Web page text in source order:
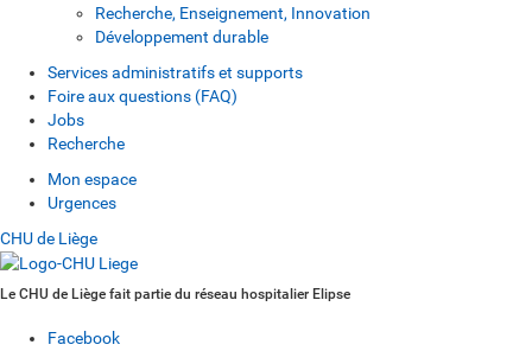
Recherche, Enseignement, Innovation
Développement durable
Services administratifs et supports
Foire aux questions (FAQ)
Jobs
Recherche
Mon espace
Urgences
CHU de Liège
Le CHU de Liège fait partie du réseau hospitalier Elipse
Facebook